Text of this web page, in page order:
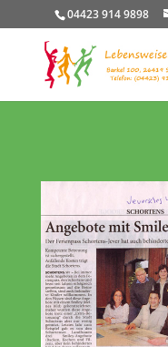
04423 914 9898